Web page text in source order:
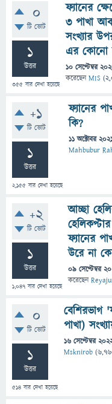
0
টি ভোট
1
উত্তর
355 বার দেখা হয়েছে
ফ্যানের
৩ পাখা
সংখ্যার
এর কোনো
10 সেপ্টেম্বর
করেছেনMIS (
+1
টি ভোট
1
উত্তর
2,155 বার দেখা হয়েছে
ফ্যানের
কি?
11 অক্টোবর
Mahbubur
+2
টি ভোট
1
উত্তর
1,047 বার দেখা হয়েছে
আচ্ছা
ফ্যানের
উরে না
09 সেপ্টেম্বর
করেছেন
0
টি ভোট
1
উত্তর
514 বার দেখা হয়েছে
বেশিরভাগ
পাখা)
16 সেপ্টেম্বর
Msknirob (